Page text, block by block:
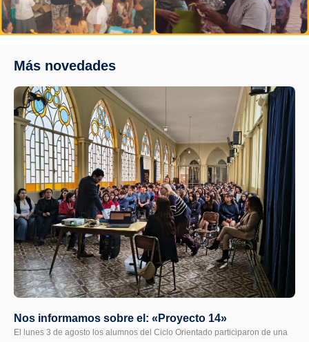
Más novedades
Nos informamos sobre el: «Proyecto 14»
El lunes 3 de agosto los alumnos del Ciclo Orientado participaron de una